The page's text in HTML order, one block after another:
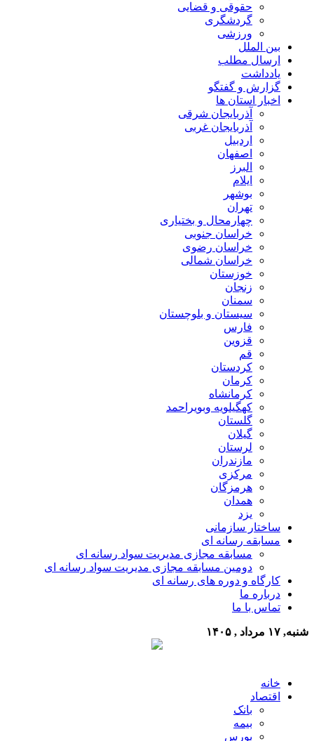
حقوقی و قضایی
گردشگری
ورزشی
بین الملل
ارسال مطلب
یادداشت
گزارش و گفتگو
اخبار استان ها
آذربایجان شرقی
آذربایجان غربی
اردبیل
اصفهان
البرز
ایلام
بوشهر
تهران
چهارمحال و بختیاری
خراسان جنوبی
خراسان رضوی
خراسان شمالی
خوزستان
زنجان
سمنان
سیستان و بلوچستان
فارس
قزوین
قم
کردستان
کرمان
کرمانشاه
کهگیلویه وبویراحمد
گلستان
گیلان
لرستان
مازندران
مرکزی
هرمزگان
همدان
یزد
ساختار سازمانی
مسابقه رسانه ای
مسابقه مجازی مدیریت سواد رسانه ای
دومین مسابقه مجازی مدیریت سواد رسانه ای
کارگاه و دوره های رسانه ای
درباره ما
تماس با ما
شنبه, ۱۷ مرداد , ۱۴۰۵
خانه
اقتصاد
بانک
بیمه
بورس